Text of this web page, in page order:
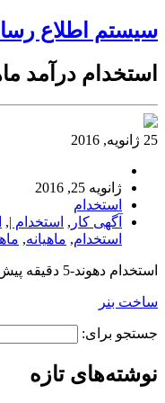
سیستم اطلاع
استخدام درآمد
25 ژانویه, 2016
ژانویه 25, 2016
استخدام
آگهی کار , استخدام |,
استخدام, ماهیانه,
استخدام دهوند-5 دقیقه پیش
ساخت بنر
جستجو برای:
نوشته‌های تازه